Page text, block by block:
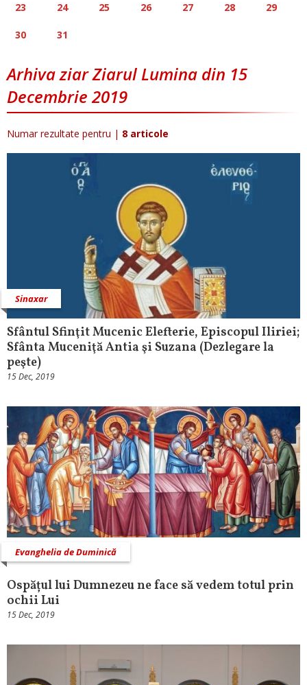
23 24 25 26 27 28 29
30 31
Arhiva ziar Ziarul Lumina din 15
Decembrie 2019
Numar rezultate pentru | 8 articole
Sinaxar
Sfântul Sfinţit Mucenic Elefterie, Episcopul Iliriei;
Sfânta Muceniţă Antia şi Suzana (Dezlegare la
peşte)
15 Dec, 2019
Evanghelia de Duminică
Ospățul lui Dumnezeu ne face să vedem totul prin
ochii Lui
15 Dec, 2019